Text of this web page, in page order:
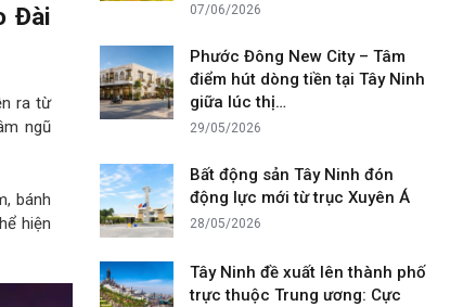
Đài
ra từ
ngũ
bánh
hiện
07/06/2026
Phước Đông New City – Tâm
điểm hút dòng tiền tại Tây Ninh
giữa lúc thị…
29/05/2026
Bất động sản Tây Ninh đón
động lực mới từ trục Xuyên Á
28/05/2026
Tây Ninh đề xuất lên thành phố
trực thuộc Trung ương: Cực